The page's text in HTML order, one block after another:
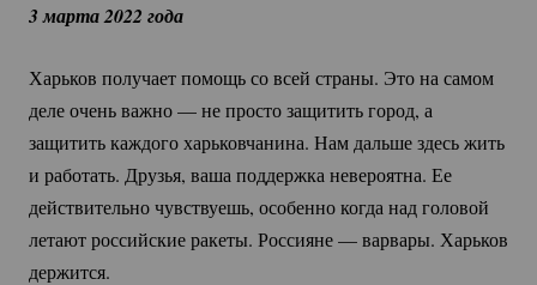
3 марта 2022 года
Харьков получает помощь со всей страны. Это на самом
деле очень важно — не просто защитить город, а
защитить каждого харьковчанина. Нам дальше здесь жить
и работать. Друзья, ваша поддержка невероятна. Ее
действительно чувствуешь, особенно когда над головой
летают российские ракеты. Россияне — варвары. Харьков
держится.